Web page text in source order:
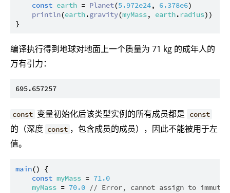
const earth = Planet(5.972e24, 6.378e6)
println(earth.gravity(myMass, earth. radius))
编译执行得到地球对地面上一个质量为 71 kg 的成年人的
万有引力：
const 变量初始化后该类型实例的所有成员都是 const
的（深度 const ，包含成员的成员），因此不能被用于左
值。
main() {
const myMass = 71.0
myMass = 70.0 // Error, cannot assign to